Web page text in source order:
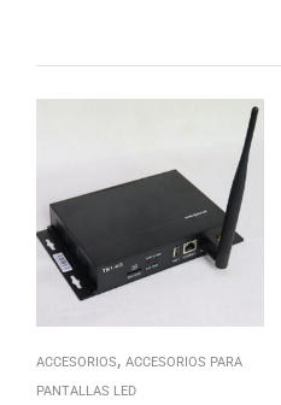
ACCESORIOS, ACCESORIOS PARA
PANTALLAS LED